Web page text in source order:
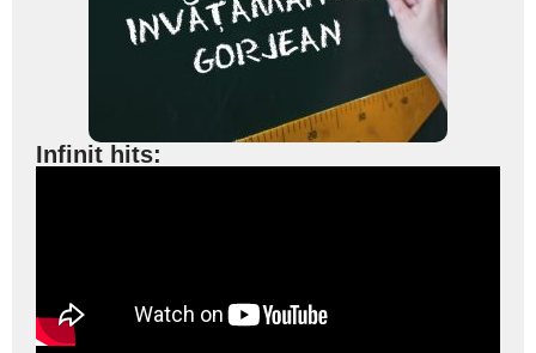
Infinit hits: